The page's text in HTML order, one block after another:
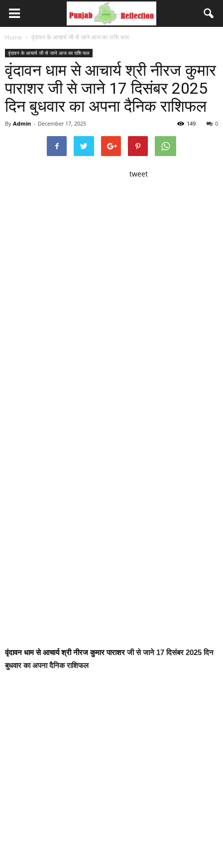
Home वृंदावन के आचार्य जी से जाने आज का राशि फल
वृंदावन के आचार्य जी से जाने आज का राशि फल
वृंदावन धाम से आचार्य श्री नीरज कुमार
पाराशर जी से जाने 17 दिसंबर 2025
दिन बुधवार का अपना दैनिक राशिफल
By Admin - December 17, 2025 0
149
tweet
वृंदावन धाम से आचार्य श्री नीरज कुमार पाराशरजी से जाने 17 दिसंबर 2025 दिन
बुधवार का अपना दैनिक राशिफल